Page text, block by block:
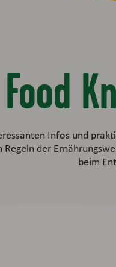
Food
Infos und
der
beim